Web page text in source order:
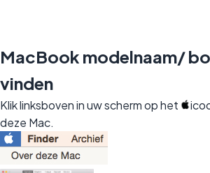
MacBook modelnaam/
vinden
Klik linksboven in uw scherm op het
deze Mac.